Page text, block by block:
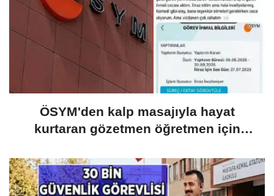
ÖSYM'den kalp masajıyla hayat
kurtaran gözetmen öğretmen için